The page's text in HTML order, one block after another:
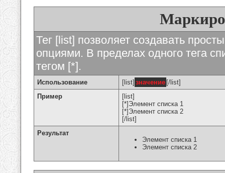
Тег [list] позволяет создавать
опциями. В пределах одного тега
тегом [*].
Использование [list] значение [/list]
Пример
[list]
[*]Элемент списка 1
[*]Элемент списка 2
[/list]
Результат
Элемент списка 1
Элемент списка 2